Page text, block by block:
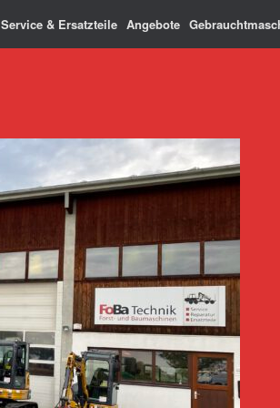
Service & Ersatzteile Angebote